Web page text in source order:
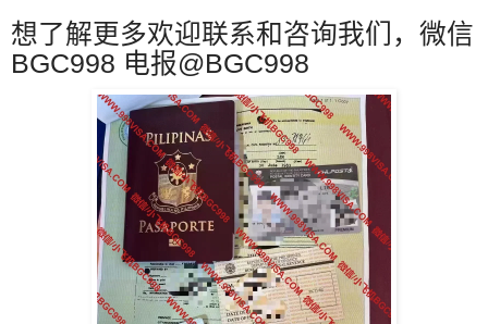
想了解更多欢迎联系和咨询我们，微信
BGC998 电报@BGC998